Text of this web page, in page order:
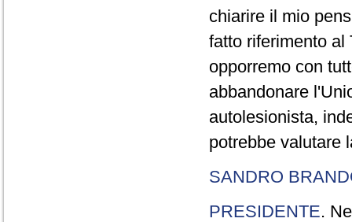
chiarire il mio
fatto riferimento al
opporremo con
abbandonare
autolesionista,
potrebbe valutare
SANDRO
PRESIDENTE.